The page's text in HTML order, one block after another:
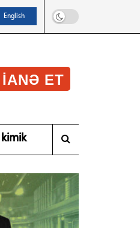
English
IANƏ ET
kimik